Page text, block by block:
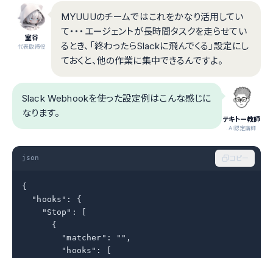
室谷
代表取締役
MYUUUのチームではこれをかなり活用してい
て・・・エージェントが長時間タスクを走らせてい
るとき、「終わったらSlackに飛んでくる」設定にし
ておくと、他の作業に集中できるんですよ。
テキトー教師
.AI認定講師
Slack Webhookを使った設定例はこんな感じに
なります。
json コピー
{
  "hooks": {
    "Stop": [
      {
        "matcher": "",
        "hooks": [